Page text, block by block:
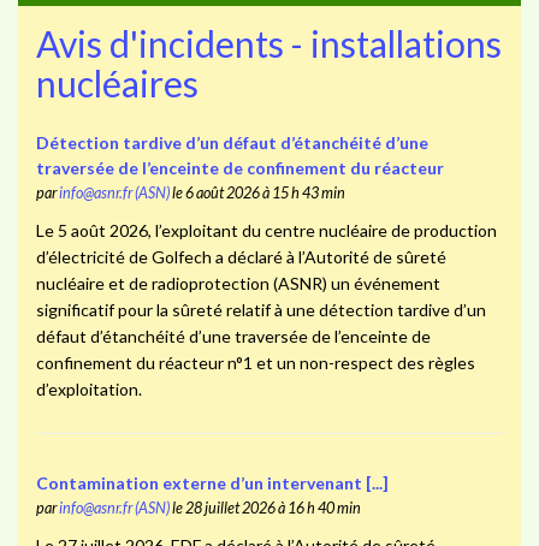
Avis d'incidents - installations
nucléaires
Détection tardive d’un défaut d’étanchéité d’une
traversée de l’enceinte de confinement du réacteur
parinfo@asnr.fr (ASN)le 6 août 2026 à 15 h 43 min
Le 5 août 2026, l’exploitant du centre nucléaire de production
d’électricité de Golfech a déclaré à l’Autorité de sûreté
nucléaire et de radioprotection (ASNR) un événement
significatif pour la sûreté relatif à une détection tardive d’un
défaut d’étanchéité d’une traversée de l’enceinte de
confinement du réacteur n°1 et un non-respect des règles
d’exploitation.
Contamination externe d’un intervenant [...]
parinfo@asnr.fr (ASN)le 28 juillet 2026 à 16 h 40 min